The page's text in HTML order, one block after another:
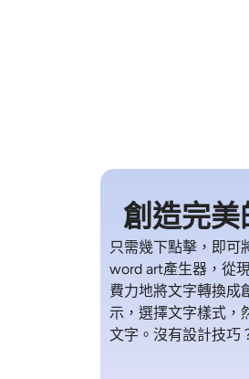
創造完
只需幾下點擊，即可
word art產生器，從
費力地將文字轉換成
示，選擇文字樣式，
文字。沒有設計技巧